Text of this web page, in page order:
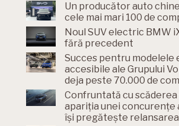
Un producător auto
cele mai mari 100 de
Noul SUV electric BMW
fără precedent
Succes pentru modelele
accesibile ale Grupului
deja peste 70.000 de
Confruntată cu scăderea
apariția unei concurențe
își pregătește relansarea